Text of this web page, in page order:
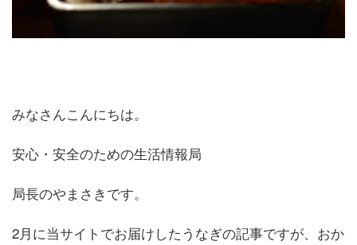
みなさんこんにちは。
安心・安全のための生活情報局
局長のやまさきです。
2月に当サイトでお届けしたうなぎの記事ですが、おか